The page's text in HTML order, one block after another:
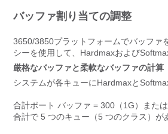
バッファ割り当ての調整
3650/3850プラットフォームでバッファ
シーを使用して、Hardmaxおよび
厳格なバッファと柔軟なバッファの計算
システムが各キューにHardmaxと
合計ポート バッファ = 300（1G）または
合計で 5 つのキュー（5 つのクラス）が